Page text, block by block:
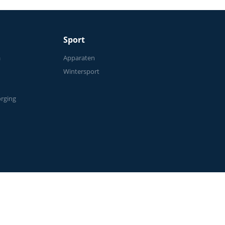
Sport
Apparaten
Wintersport